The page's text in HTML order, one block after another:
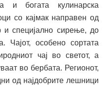
и богата кулинарска
со кaјмак направен од
и специјално сирење, до
Чајот, особено сортата
чај во светот, а
во бербата. Регионот,
од најдобрите лешници